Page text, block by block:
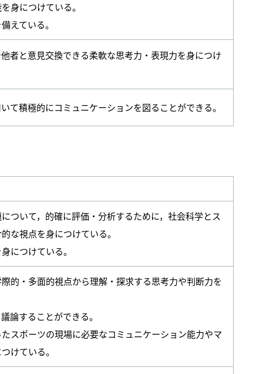
身につけている。
えている。
者と意見交換できる柔軟な思考力・表現力を身につけ
積極的にコミュニケーションを図ることができる。
ついて，的確に評価・分析するために，社会科学とス
な視点を身につけている。
につけている。
的・多面的視点から理解・探求する思考力や判断力を
論することができる。
スポーツの現場に必要なコミュニケーション能力やマ
けている。